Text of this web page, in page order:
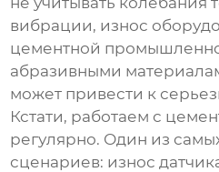
вибрации, износ
цементной
абразивными
может привести к
Кстати, работаем с
регулярно. Один из
сценариев: износ